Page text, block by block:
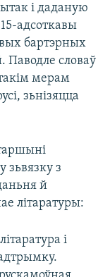
і даданую
адсоткавы
бартэрных
словаў
мерам
зьнізяцца
зьвязку з
й
літаратуры:
і